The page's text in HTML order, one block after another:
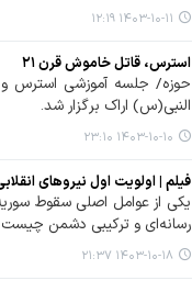
۱۴۰۳-۱۰-۱۱ ۱۲:۱۹
استرس، قاتل خاموش قرن ۲۱
حوزه/ جلسه آموزشی استرس و
النبی(س) اراک برگزار شد.
۱۴۰۳-۱۰-۱۰ ۲۳:۱۰
فیلم | اولویت اول نیروهای
یکی از عوامل اصلی سقوط
رسانه‌ای و ترکیبی دشمن چیست
۱۴۰۳-۱۰-۱۸ ۲۱:۳۷